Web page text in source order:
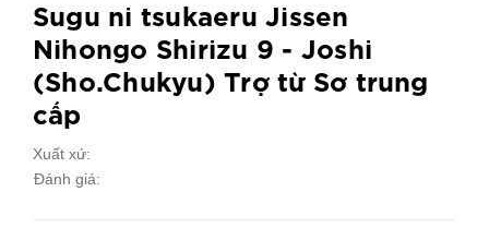
Sugu ni tsukaeru Jissen
Nihongo Shirizu 9 - Joshi
(Sho.Chukyu) Trợ từ Sơ trung
cấp
Xuất xứ:
Đánh giá: